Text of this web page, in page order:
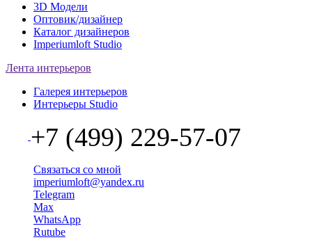
3D Модели
Оптовик/дизайнер
Каталог дизайнеров
Imperiumloft Studio
Лента интерьеров
Галерея интерьеров
Интерьеры Studio
+7 (499) 229-57-07
Связаться со мной
imperiumloft@yandex.ru
Telegram
Max
WhatsApp
Rutube